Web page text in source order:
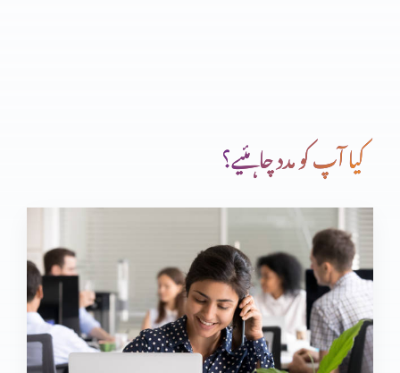
کیا آپ کو مدد چاہئیے؟